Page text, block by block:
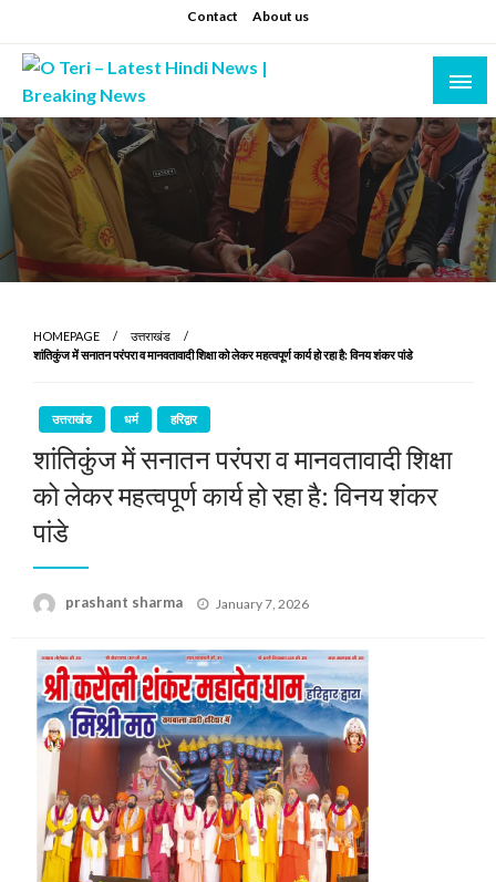
to
content
Contact About us
O Teri – Latest Hindi News | Breaking News
Prashant sharma (shastri)
HOMEPAGE
उत्तराखंड
शांतिकुंज में सनातन परंपरा व मानवतावादी शिक्षा को लेकर महत्वपूर्ण कार्य हो रहा है: विनय शंकर पांडे
उत्तराखंड धर्म हरिद्वार
शांतिकुंज में सनातन परंपरा व मानवतावादी शिक्षा
को लेकर महत्वपूर्ण कार्य हो रहा है: विनय शंकर
पांडे
prashant sharma
Posted
January 7, 2026